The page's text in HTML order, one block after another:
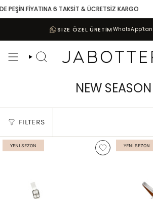
toFİYATINA 6 TAKSİT & ÜCRETSİZ KARGO
SIZE ÖZEL ÜRETİM
Search
NEW SEASON
FILTERS
YENI SEZON YENI SEZON